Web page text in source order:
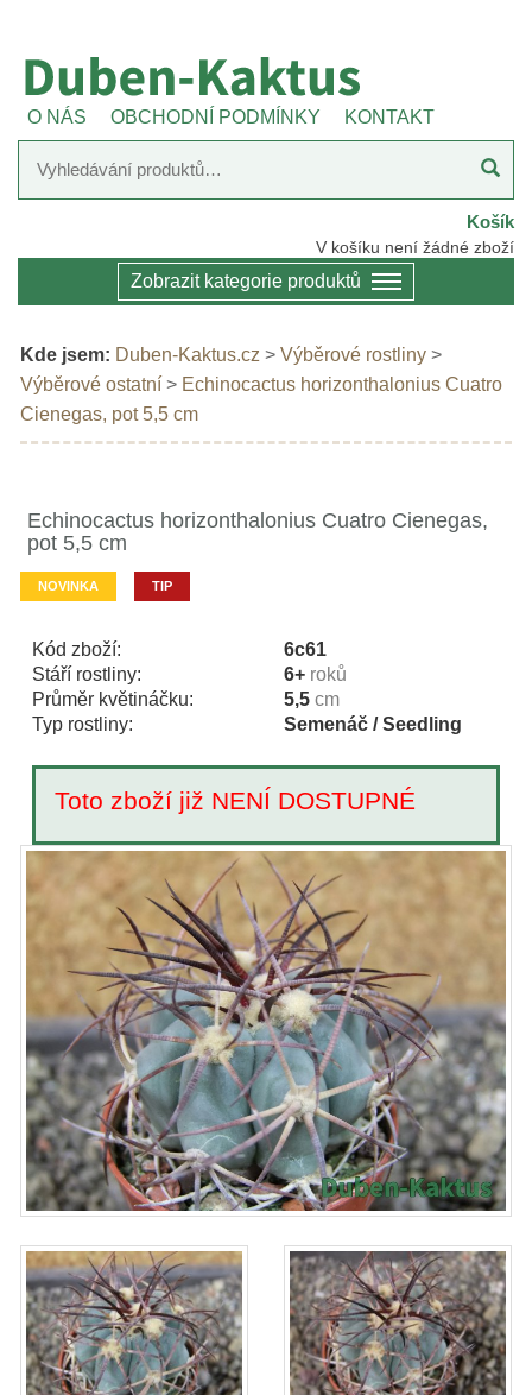
O NÁS OBCHODNÍ PODMÍNKY KONTAKT
Košík
V košíku není žádné zboží
Zobrazit kategorie produktů
Kde jsem: Duben-Kaktus.cz > Výběrové rostliny >
Výběrové ostatní > Echinocactus horizonthalonius Cuatro
Cienegas, pot 5,5 cm
Echinocactus horizonthalonius Cuatro Cienegas,
pot 5,5 cm
NOVINKA TIP
Kód zboží:
6c61
Stáří rostliny:
6+ roků
Průměr květináčku:
5,5 cm
Typ rostliny:
Semenáč / Seedling
Toto zboží již NENÍ DOSTUPNÉ